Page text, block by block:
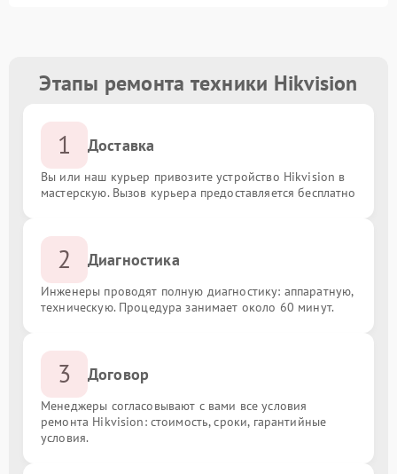
Этапы ремонта техники Hikvision
1 Доставка
Вы или наш курьер привозите устройство Hikvision в
мастерскую. Вызов курьера предоставляется бесплатно
2 Диагностика
Инженеры проводят полную диагностику: аппаратную,
техническую. Процедура занимает около 60 минут.
3 Договор
Менеджеры согласовывают с вами все условия
ремонта Hikvision: стоимость, сроки, гарантийные
условия.